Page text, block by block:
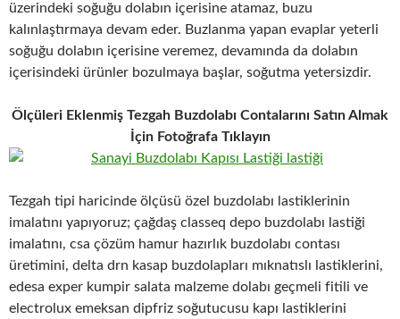
üzerindeki soğuğu dolabın içerisine atamaz, buzu
kalınlaştırmaya devam eder. Buzlanma yapan evaplar yeterli
soğuğu dolabın içerisine veremez, devamında da dolabın
içerisindeki ürünler bozulmaya başlar, soğutma yetersizdir.
Ölçüleri Eklenmiş Tezgah Buzdolabı Contalarını Satın Almak
İçin Fotoğrafa Tıklayın
Tezgah tipi haricinde ölçüsü özel buzdolabı lastiklerinin
imalatını yapıyoruz; çağdaş classeq depo buzdolabı lastiği
imalatını, csa çözüm hamur hazırlık buzdolabı contası
üretimini, delta drn kasap buzdolapları mıknatıslı lastiklerini,
edesa exper kumpir salata malzeme dolabı geçmeli fitili ve
electrolux emeksan dipfriz soğutucusu kapı lastiklerini